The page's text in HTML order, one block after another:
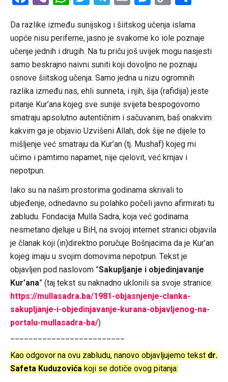
Da razlike između sunijskog i šiitskog učenja islama
uopće nisu periferne, jasno je svakome ko iole poznaje
učenje jednih i drugih. Na tu priču još uvijek mogu nasjesti
samo beskrajno naivni suniti koji dovoljno ne poznaju
osnove šiitskog učenja. Samo jedna u nizu ogromnih
razlika između nas, ehli sunneta, i njih, šija (rafidija) jeste
pitanje Kur’ana kojeg sve sunije svijeta bespogovorno
smatraju apsolutno autentičnim i sačuvanim, baš onakvim
kakvim ga je objavio Uzvišeni Allah, dok šije ne dijele to
mišljenje već smatraju da Kur’an (tj. Mushaf) kojeg mi
učimo i pamtimo napamet, nije cjelovit, već krnjav i
nepotpun.
Iako su na našim prostorima godinama skrivali to
ubjeđenje, odnedavno su polahko počeli javno afirmirati tu
zabludu. Fondacija Mulla Sadra, koja već godinama
nesmetano djeluje u BiH, na svojoj internet stranici objavila
je članak koji (in)direktno poručuje Bošnjacima da je Kur’an
kojeg imaju u svojim domovima nepotpun. Tekst je
objavljen pod naslovom ”Sakupljanje i objedinjavanje
Kur’ana” (taj tekst su naknadno uklonili sa svoje stranice:
https://mullasadra.ba/1981-objasnjenje-clanka-
sakupljanje-i-objedinjavanje-kurana-objavljenog-na-
portalu-mullasadra-ba/)
Kao odgovor na ovu zabludu, nanovo objavljujemo tekst dr.
Safeta Kuduzovića koji se dotiče ovog pitanja: